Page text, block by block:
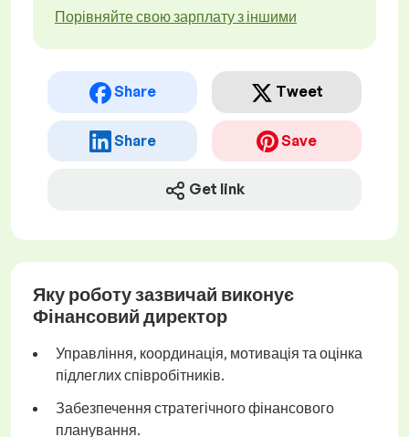
Порівняйте свою зарплату з іншими
Share Tweet
Share Save
Get link
Яку роботу зазвичай виконує
Фінансовий директор
Управління, координація, мотивація та оцінка
підлеглих співробітників.
Забезпечення стратегічного фінансового
планування.